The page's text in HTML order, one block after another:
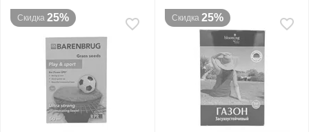
Скидка 25% Скидка 25%